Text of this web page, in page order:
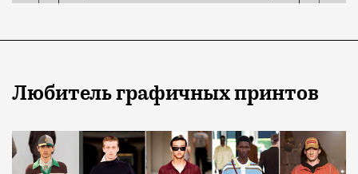
Любитель графичных принтов